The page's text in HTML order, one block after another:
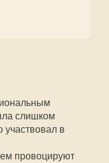
слишком
участвовал в
провоцируют